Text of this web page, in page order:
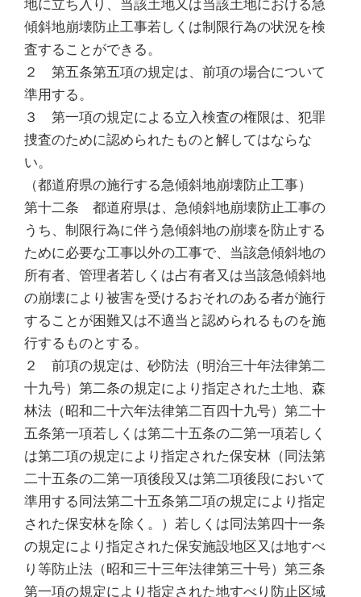
地に立ち入り、当該土地又は当該土地における急
傾斜地崩壊防止工事若しくは制限行為の状況を検
査することができる。
２ 第五条第五項の規定は、前項の場合について
準用する。
３ 第一項の規定による立入検査の権限は、犯罪
捜査のために認められたものと解してはならな
い。
（都道府県の施行する急傾斜地崩壊防止工事）
第十二条 都道府県は、急傾斜地崩壊防止工事の
うち、制限行為に伴う急傾斜地の崩壊を防止する
ために必要な工事以外の工事で、当該急傾斜地の
所有者、管理者若しくは占有者又は当該急傾斜地
の崩壊により被害を受けるおそれのある者が施行
することが困難又は不適当と認められるものを施
行するものとする。
２ 前項の規定は、砂防法（明治三十年法律第二
十九号）第二条の規定により指定された土地、森
林法（昭和二十六年法律第二百四十九号）第二十
五条第一項若しくは第二十五条の二第一項若しく
は第二項の規定により指定された保安林（同法第
二十五条の二第一項後段又は第二項後段において
準用する同法第二十五条第二項の規定により指定
された保安林を除く。）若しくは同法第四十一条
の規定により指定された保安施設地区又は地すべ
り等防止法（昭和三十三年法律第三十号）第三条
第一項の規定により指定された地すべり防止区域